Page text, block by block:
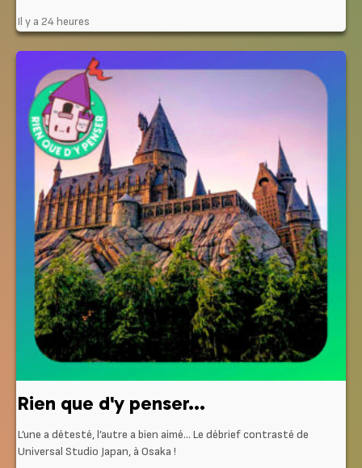
Il y a 24 heures
Rien que d'y penser...
L’une a détesté, l’autre a bien aimé… Le débrief contrasté de
Universal Studio Japan, à Osaka !